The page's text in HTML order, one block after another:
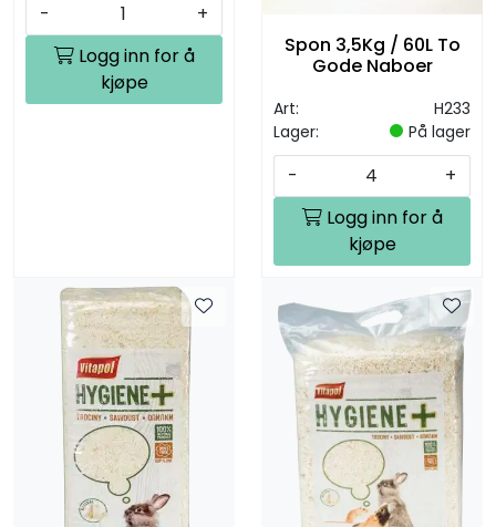
-
+
Logg inn for å
kjøpe
Spon 3,5Kg / 60L To
Gode Naboer
Art:
H233
Lager:
På lager
-
+
Logg inn for å
kjøpe